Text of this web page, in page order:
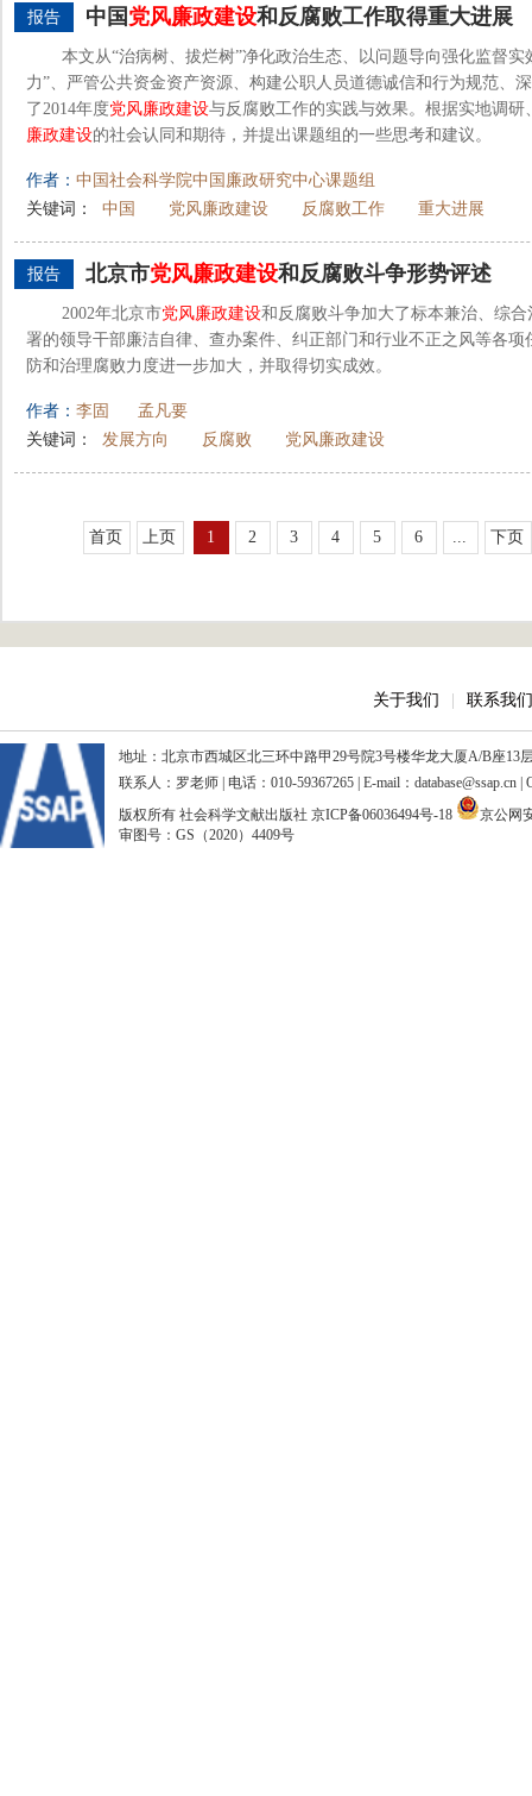
报告 中国 党风廉政建设和反腐败工作取得重大进展
本文从“治病树、拔烂树”净化政治生态、以问题导向强化监督
力”、严管公共资金资产资源、构建公职人员道德诚信和行为规范、
了2014年度党风廉政建设与反腐败工作的实践与效果。根据实地调
廉政建设的社会认同和期待，并提出课题组的一些思考和建议。
作者： 中国社会科学院中国廉政研究中心课题组
关键词：
中国 党风廉政建设 反腐败工作 重大进展
报告 北京市党风廉政建设和反腐败斗争形势评述
2002年北京市党风廉政建设和反腐败斗争加大了标本兼治、综
署的领导干部廉洁自律、查办案件、纠正部门和行业不正之风等各
防和治理腐败力度进一步加大，并取得切实成效。
作者： 李固
孟凡要
关键词：
发展方向 反腐败 党风廉政建设
首页 上页 1 2 3 4 5 6 ... 下页
关于我们 联系我们
地址：北京市西城区北三环中路甲29号院3号楼华龙大厦A/B座13
联系人：罗老师 | 电话：010-59367265 | E-mail：database@ssap.cn
版权所有 社会科学文献出版社 京ICP备06036494号-18
京公网
审图号：GS（2020）4409号